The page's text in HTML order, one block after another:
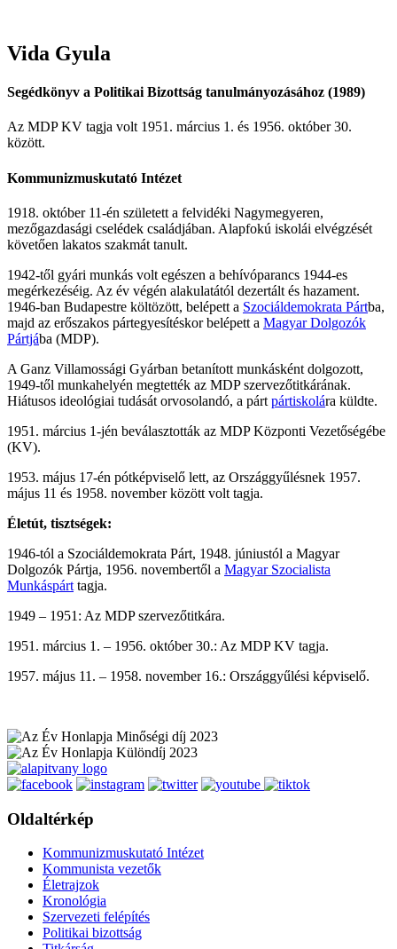
Vida Gyula
Segédkönyv a Politikai Bizottság tanulmányozásához (1989)
Az MDP KV tagja volt 1951. március 1. és 1956. október 30.
között.
Kommunizmuskutató Intézet
1918. október 11-én született a felvidéki Nagymegyeren,
mezőgazdasági cselédek családjában. Alapfokú iskolái elvégzését
követően lakatos szakmát tanult.
1942-től gyári munkás volt egészen a behívóparancs 1944-es
megérkezéséig. Az év végén alakulatától dezertált és hazament.
1946-ban Budapestre költözött, belépett a Szociáldemokrata Pártba,
majd az erőszakos pártegyesítéskor belépett a Magyar Dolgozók
Pártjába (MDP).
A Ganz Villamossági Gyárban betanított munkásként dolgozott,
1949-től munkahelyén megtették az MDP szervezőtitkárának.
Hiátusos ideológiai tudását orvosolandó, a párt pártiskolára küldte.
1951. március 1-jén beválasztották az MDP Központi Vezetőségébe
(KV).
1953. május 17-én pótképviselő lett, az Országgyűlésnek 1957.
május 11 és 1958. november között volt tagja.
Életút, tisztségek:
1946-tól a Szociáldemokrata Párt, 1948. júniustól a Magyar
Dolgozók Pártja, 1956. novembertől a Magyar Szocialista
Munkáspárt tagja.
1949 – 1951: Az MDP szervezőtitkára.
1951. március 1. – 1956. október 30.: Az MDP KV tagja.
1957. május 11. – 1958. november 16.: Országgyűlési képviselő.
Oldaltérkép
Kommunizmuskutató Intézet
Kommunista vezetők
Életrajzok
Kronológia
Szervezeti felépítés
Politikai bizottság